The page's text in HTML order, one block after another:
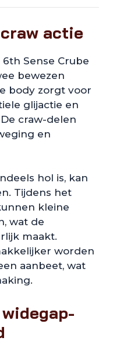
actie
Sense Crube
bewezen
body zorgt voor
glijactie en
craw-delen
en
hol is, kan
Tijdens het
kleine
wat de
maakt.
worden
aanbeet, wat